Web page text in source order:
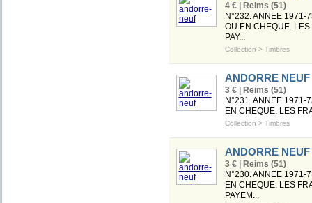
4 € | Reims (51)
N°232. ANNEE 1971-
OU EN CHEQUE.
PAY...
Collection > Timbres
ANDORRE NEUF
3 € | Reims (51)
N°231. ANNEE 1971-
EN CHEQUE. LES
Collection > Timbres
ANDORRE NEUF
3 € | Reims (51)
N°230. ANNEE 1971-
EN CHEQUE. LES
PAYEM...